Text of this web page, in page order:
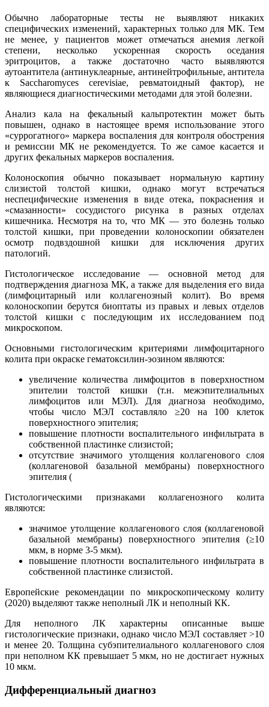
Обычно лабораторные тесты не выявляют никаких
специфических изменений, характерных только для МК. Тем
не менее, у пациентов может отмечаться анемия легкой
степени, несколько ускоренная скорость оседания
эритроцитов, а также достаточно часто выявляются
аутоантитела (антинуклеарные, антинейтрофильные, антитела
к Saccharomyces cerevisiae, ревматоидный фактор), не
являющиеся диагностическими методами для этой болезни.
Анализ кала на фекальный кальпротектин может быть
повышен, однако в настоящее время использование этого
«суррогатного» маркера воспаления для контроля обострения
и ремиссии МК не рекомендуется. То же самое касается и
других фекальных маркеров воспаления.
Колоноскопия обычно показывает нормальную картину
слизистой толстой кишки, однако могут встречаться
неспецифические изменения в виде отека, покраснения и
«смазанности» сосудистого рисунка в разных отделах
кишечника. Несмотря на то, что МК ― это болезнь только
толстой кишки, при проведении колоноскопии обязателен
осмотр подвздошной кишки для исключения других
патологий.
Гистологическое исследование ― основной метод для
подтверждения диагноза МК, а также для выделения его вида
(лимфоцитарный или коллагенозный колит). Во время
колоноскопии берутся биоптаты из правых и левых отделов
толстой кишки с последующим их исследованием под
микроскопом.
Основными гистологическим критериями лимфоцитарного
колита при окраске гематоксилин-эозином являются:
увеличение количества лимфоцитов в поверхностном
эпителии толстой кишки (т.н. межэпителиальных
лимфоцитов или МЭЛ). Для диагноза необходимо,
чтобы число МЭЛ составляло ≥20 на 100 клеток
поверхностного эпителия;
повышение плотности воспалительного инфильтрата в
собственной пластинке слизистой;
отсутствие значимого утолщения коллагенового слоя
(коллагеновой базальной мембраны) поверхностного
эпителия (
Гистологическими признаками коллагенозного колита
являются:
значимое утолщение коллагенового слоя (коллагеновой
базальной мембраны) поверхностного эпителия (≥10
мкм, в норме 3-5 мкм).
повышение плотности воспалительного инфильтрата в
собственной пластинке слизистой.
Европейские рекомендации по микроскопическому колиту
(2020) выделяют также неполный ЛК и неполный КК.
Для неполного ЛК характерны описанные выше
гистологические признаки, однако число МЭЛ составляет >10
и менее 20. Толщина субэпителиального коллагенового слоя
при неполном КК превышает 5 мкм, но не достигает нужных
10 мкм.
Дифференциальный диагноз